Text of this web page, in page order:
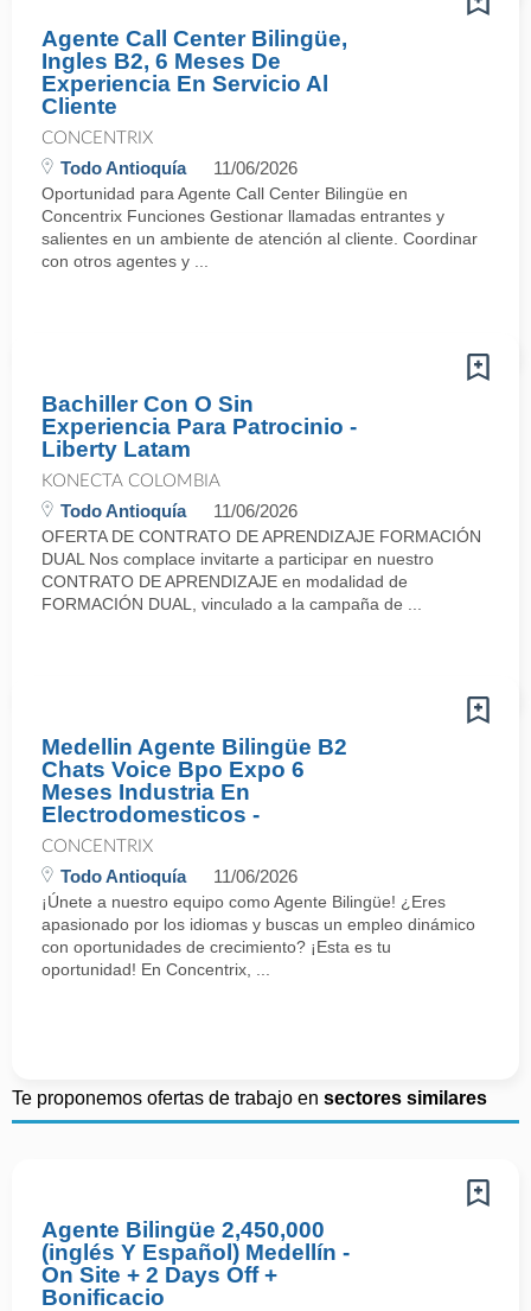
Agente Call Center Bilingüe,
Ingles B2, 6 Meses De
Experiencia En Servicio Al
Cliente
CONCENTRIX
Todo Antioquía 11/06/2026
Oportunidad para Agente Call Center Bilingüe en
Concentrix Funciones Gestionar llamadas entrantes y
salientes en un ambiente de atención al cliente. Coordinar
con otros agentes y ...
Bachiller Con O Sin
Experiencia Para Patrocinio -
Liberty Latam
KONECTA COLOMBIA
Todo Antioquía 11/06/2026
OFERTA DE CONTRATO DE APRENDIZAJE FORMACIÓN
DUAL Nos complace invitarte a participar en nuestro
CONTRATO DE APRENDIZAJE en modalidad de
FORMACIÓN DUAL, vinculado a la campaña de ...
Medellin Agente Bilingüe B2
Chats Voice Bpo Expo 6
Meses Industria En
Electrodomesticos -
CONCENTRIX
Todo Antioquía 11/06/2026
¡Únete a nuestro equipo como Agente Bilingüe! ¿Eres
apasionado por los idiomas y buscas un empleo dinámico
con oportunidades de crecimiento? ¡Esta es tu
oportunidad! En Concentrix, ...
Te proponemos ofertas de trabajo en sectores similares
Agente Bilingüe 2,450,000
(inglés Y Español) Medellín -
On Site + 2 Days Off +
Bonificacio